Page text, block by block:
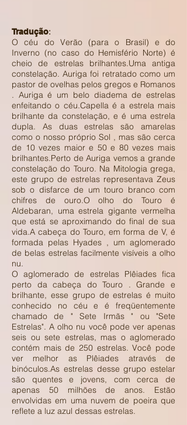
Tradução:
O céu do Verão (para o Brasil) e do
Inverno (no caso do Hemisfério Norte) é
cheio de estrelas brilhantes.Uma antiga
constelação. Auriga foi retratado como um
pastor de ovelhas pelos gregos e Romanos
. Auriga é um belo diadema de estrelas
enfeitando o céu.Capella é a estrela mais
brilhante da constelação, e é uma estrela
dupla. As duas estrelas são amarelas
como o nosso próprio Sol , mas são cerca
de 10 vezes maior e 50 e 80 vezes mais
brilhantes.Perto de Auriga vemos a grande
constelação do Touro. Na Mitologia grega,
este grupo de estrelas representava Zeus
sob o disfarce de um touro branco com
chifres de ouro.O olho do Touro é
Aldebaran, uma estrela gigante vermelha
que está se aproximando do final de sua
vida.A cabeça do Touro, em forma de V, é
formada pelas Hyades , um aglomerado
de belas estrelas facilmente visíveis a olho
nu.
O aglomerado de estrelas Plêiades fica
perto da cabeça do Touro . Grande e
brilhante, esse grupo de estrelas é muito
conhecido no céu e é freqüentemente
chamado de " Sete Irmãs " ou "Sete
Estrelas". A olho nu você pode ver apenas
seis ou sete estrelas, mas o aglomerado
contém mais de 250 estrelas. Você pode
ver melhor as Plêiades através de
binóculos.As estrelas desse grupo estelar
são quentes e jovens, com cerca de
apenas 50 milhões de anos. Estão
envolvidas em uma nuvem de poeira que
reflete a luz azul dessas estrelas.